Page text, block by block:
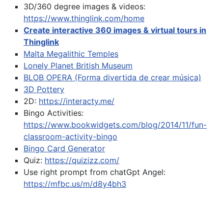
3D/360 degree images & videos:
https://www.thinglink.com/home
Create interactive 360 images & virtual tours in
Thinglink
Malta Megalithic Temples
Lonely Planet British Museum
BLOB OPERA (Forma divertida de crear música)
3D Pottery
2D: https://interacty.me/
Bingo Activities:
https://www.bookwidgets.com/blog/2014/11/fun-
classroom-activity-bingo
Bingo Card Generator
Quiz: https://quizizz.com/
Use right prompt from chatGpt Angel:
https://mfbc.us/m/d8y4bh3